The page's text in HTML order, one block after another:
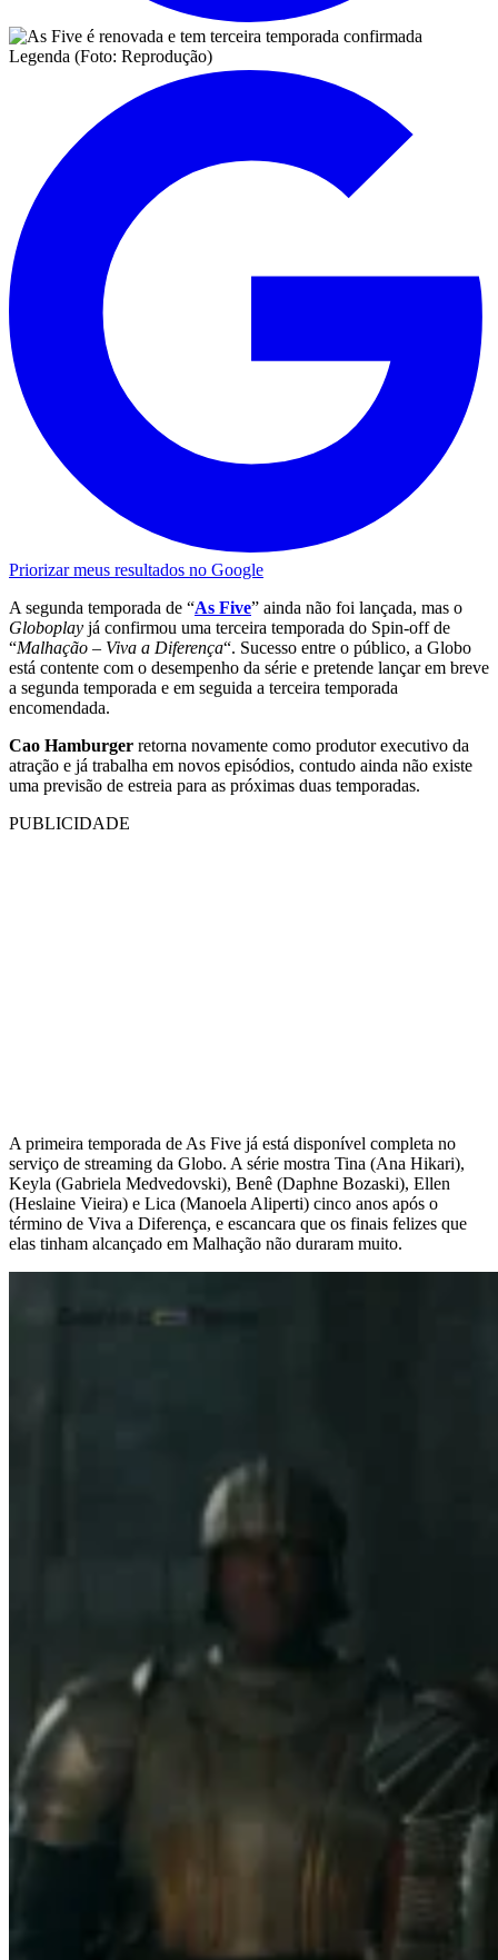
Legenda (Foto: Reprodução)
Priorizar meus resultados no Google
A segunda temporada de “As Five” ainda não foi lançada, mas o
Globoplay já confirmou uma terceira temporada do Spin-off de
“Malhação – Viva a Diferença“. Sucesso entre o público, a Globo
está contente com o desempenho da série e pretende lançar em breve
a segunda temporada e em seguida a terceira temporada
encomendada.
Cao Hamburger retorna novamente como produtor executivo da
atração e já trabalha em novos episódios, contudo ainda não existe
uma previsão de estreia para as próximas duas temporadas.
PUBLICIDADE
A primeira temporada de As Five já está disponível completa no
serviço de streaming da Globo. A série mostra Tina (Ana Hikari),
Keyla (Gabriela Medvedovski), Benê (Daphne Bozaski), Ellen
(Heslaine Vieira) e Lica (Manoela Aliperti) cinco anos após o
término de Viva a Diferença, e escancara que os finais felizes que
elas tinham alcançado em Malhação não duraram muito.